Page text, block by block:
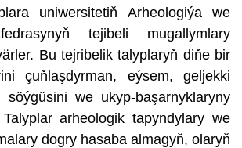
uniwersitetiň Arheologiýa we
tejibeli mugallymlary
Bu tejribelik talyplaryň diňe bir
çuňlaşdyrman, eýsem, geljekki
söýgüsini we ukyp-başarnyklaryny
arheologik tapyndylary we
dogry hasaba almagyň, olaryň